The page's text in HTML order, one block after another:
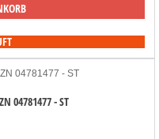
04781477 - ST